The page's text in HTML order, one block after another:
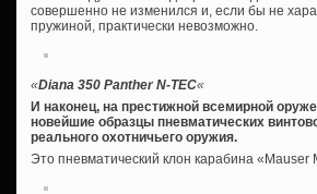
совершенно не изменился и, если бы не
пружиной, практически невозможно.
«Diana 350 Panther N-TEC«
И наконец, на престижной всемирной
новейшие образцы пневматических
реального охотничьего оружия.
Это пневматический клон карабина